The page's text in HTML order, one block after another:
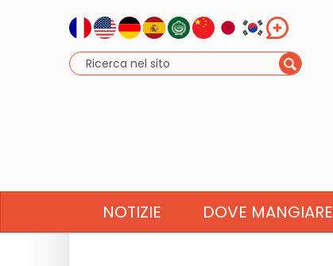
NOTIZIE DOVE MANGIARE